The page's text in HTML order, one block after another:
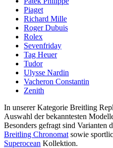
Piaget
Richard Mille
Roger Dubuis
Rolex
Sevenfriday
Tag Heuer
Tudor
Ulysse Nardin
Vacheron Constantin
Zenith
In unserer Kategorie Breitling
Auswahl der bekanntesten
Besonders gefragt sind Varianten
Breitling Chronomat sowie
Superocean Kollektion.